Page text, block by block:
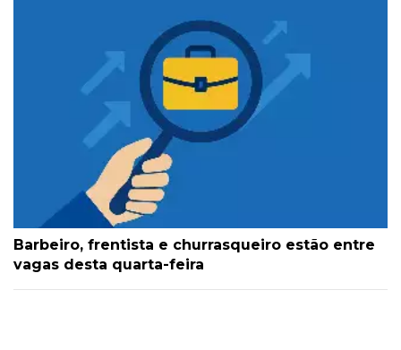
Barbeiro, frentista e churrasqueiro estão entre
vagas desta quarta-feira